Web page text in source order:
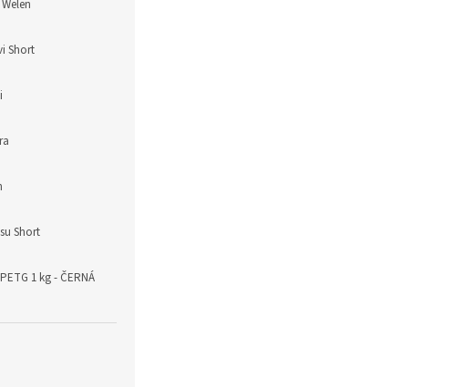
Short
Short
1 kg - ČERNÁ